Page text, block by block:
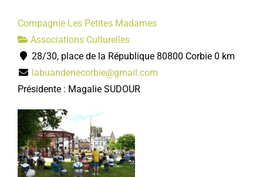
Compagnie Les Petites Madames
Associations Culturelles
28/30, place de la République 80800 Corbie 0 km
labuanderiecorbie@gmail.com
Présidente : Magalie SUDOUR